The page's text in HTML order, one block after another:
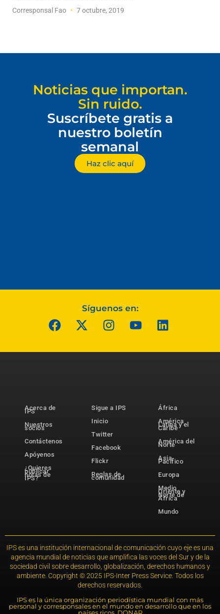
Corresponsal Fao 7 octubre, 2019
Noticias que importan.
Sin ruido.
Suscríbete gratis a
nuestro boletín
semanal
Haz clic aquí
Síguenos en:
Acerca de
IPS
Nuestros
socios
Contáctenos
Apóyenos
¿Quieres
publicar
notas de
IPS?
Sigue a IPS
Inicio
Twitter
Facebook
Flickr
Reglas de
comunidad
África
América
Latina y el
Caribe
América del
Norte
Asia-
Pacífico
Europa
Medio
Oriente y
Norte de
África
Mundo
IPS es una institución internacional de comunicación cuyo eje es una
agencia mundial de noticias que amplifica las voces del Sur y de la
sociedad civil sobre desarrollo, globalización, derechos humanos y
ambiente. Copyright © 2025 IPS-Inter Press Service. Todos los
derechos reservados.
IPS es la única organización periodística mundial con más
personal y corresponsales en el mundo en desarrollo que en los